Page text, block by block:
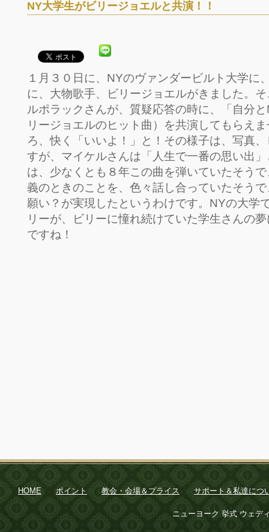
NY大学生がビリージョエルと共演！！
１月３０日に、NYのヴァンダービルト大学に
に、大物歌手、ビリージョエルがきました。
ルポラックさんが、質疑応答の時に、「自分
リージョエルのヒット曲）を共演してもらえ
ろ、快く「いいよ！」と！その様子は、写真
すが、マイケルさんは「人生で一番の思い出
は、少なくとも８年この曲を弾いていたそう
義のときのことを、色々話し合っていたそう
願い？が実現したというわけです。NYの大学
リーが、ビリーに憧れ続けていた学生さんの
ですね！
HOME ポイント 教会・会場＆プライス サポート＆私達につ
ニューヨーク 挙式 ウェデ